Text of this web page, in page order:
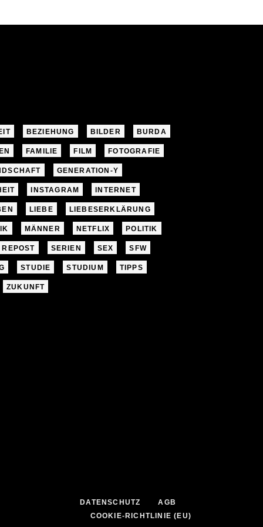
BEZIEHUNG BILDER BURDA
FAMILIE FILM FOTOGRAFIE
GENERATION-Y
INSTAGRAM INTERNET
LIEBE LIEBESERKLÄRUNG
MÄNNER NETFLIX POLITIK
REPOST SERIEN SEX SFW
STUDIE STUDIUM TIPPS
ZUKUNFT
DATENSCHUTZ
AGB
COOKIE-RICHTLINIE (EU)